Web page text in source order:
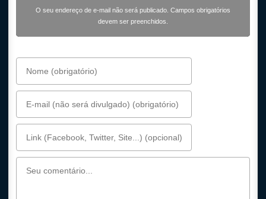
O seu endereço de e-mail não será publicado. Campos obrigatórios
devem ser preenchidos.